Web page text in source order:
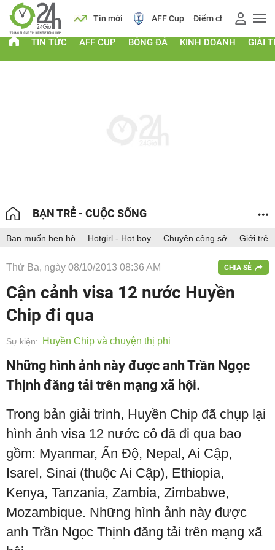
Tin mới AFF Cup Điểm chuẩn 2026 Giá vàng
TIN TỨC AFF CUP BÓNG ĐÁ KINH DOANH GIẢI
BẠN TRẺ - CUỘC SỐNG
Bạn muốn hẹn hò Hotgirl - Hot boy Chuyện công sở Giới trẻ
Thứ Ba, ngày 08/10/2013 08:36 AM CHIA SẺ
Cận cảnh visa 12 nước Huyền
Chip đi qua
Sự kiện: Huyền Chip và chuyện thị phi
Những hình ảnh này được anh Trần Ngọc
Thịnh đăng tải trên mạng xã hội.
Trong bản giải trình, Huyền Chip đã chụp lại
hình ảnh visa 12 nước cô đã đi qua bao
gồm: Myanmar, Ấn Độ, Nepal, Ai Cập,
Isarel, Sinai (thuộc Ai Cập), Ethiopia,
Kenya, Tanzania, Zambia, Zimbabwe,
Mozambique. Những hình ảnh này được
anh Trần Ngọc Thịnh đăng tải trên mạng xã